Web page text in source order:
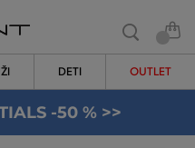
DETI OUTLET
-50 % >>